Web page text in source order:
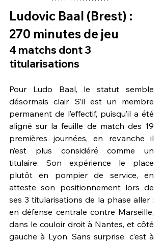
Ludovic Baal (Brest) :
270 minutes de jeu
4 matchs dont 3
titularisations
Pour Ludo Baal, le statut semble
désormais clair. S’il est un membre
permanent de l’effectif, puisqu’il a été
aligné sur la feuille de match des 19
premières journées, en revanche il
n’est plus considéré comme un
titulaire. Son expérience le place
plutôt en pompier de service, en
atteste son positionnement lors de
ses 3 titularisations de la phase aller :
en défense centrale contre Marseille,
dans le couloir droit à Nantes, et côté
gauche à Lyon. Sans surprise, c’est à